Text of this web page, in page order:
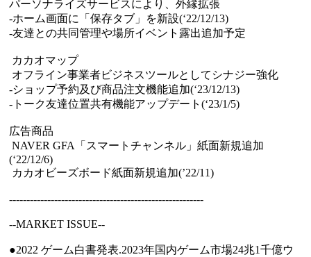
パーソナライズサービスにより、外縁拡張
-ホーム画面に「保存タブ」を新設(‘22/12/13)
-友達との共同管理や場所イベント露出追加予定
カカオマップ
オフライン事業者ビジネスツールとしてシナジー強化
-ショップ予約及び商品注文機能追加(‘23/12/13)
-トーク友達位置共有機能アップデート(‘23/1/5)
広告商品
NAVER GFA「スマートチャンネル」紙面新規追加
(‘22/12/6)
カカオビーズボード紙面新規追加(’22/11)
--------------------------------------------------------
--MARKET ISSUE--
●2022 ゲーム白書発表.2023年国内ゲーム市場24兆1千億ウ